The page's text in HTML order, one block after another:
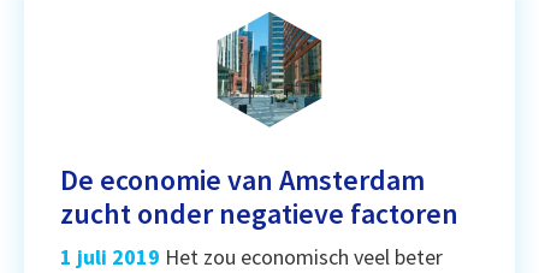
De economie van Amsterdam
zucht onder negatieve factoren
1 juli 2019 Het zou economisch veel beter